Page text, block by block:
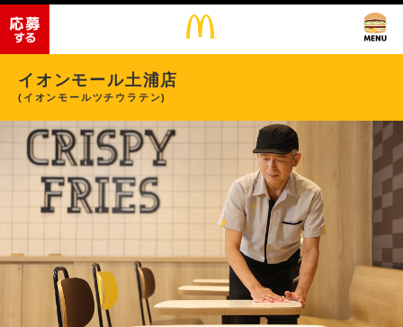
イオンモール土浦店
(イオンモールツチウラテン)